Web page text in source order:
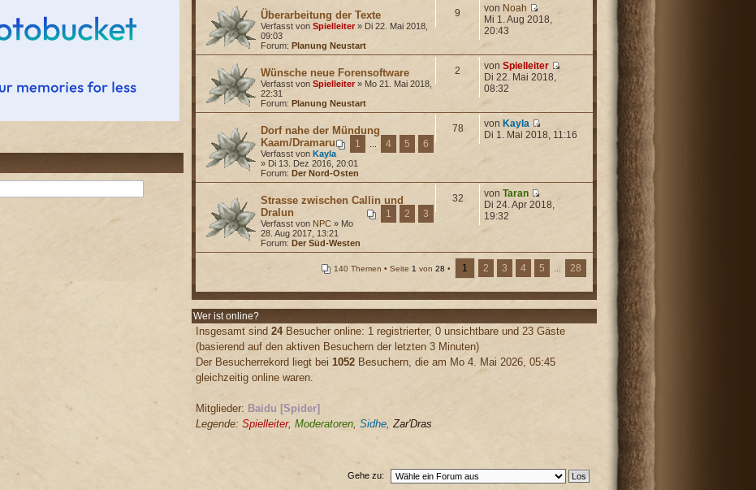
Überarbeitung der Texte
Verfasst von Spielleiter» Di 22. Mai 2018,
09:03
Forum: Planung Neustart
9 von Noah
Mi 1. Aug 2018,
20:43
Wünsche neue Forensoftware
Verfasst von Spielleiter» Mo 21. Mai 2018,
22:31
Forum: Planung Neustart
2 vonSpielleiter
Di 22. Mai 2018,
08:32
Dorf nahe der Mündung
Kaam/Dramaru
1 ... 4 5 6
Verfasst von Kayla
» Di 13. Dez 2016, 20:01
Forum: Der Nord-Osten
78 von Kayla
Di 1. Mai 2018, 11:16
Strasse zwischen Callin und
Dralun
1 2 3
Verfasst von NPC» Mo
28. Aug 2017, 13:21
Forum: Der Süd-Westen
32 vonTaran
Di 24. Apr 2018,
19:32
140 Themen • Seite 1 von 28 • 1 2 3 4 5 ... 28
Wer ist online?
Insgesamt sind 24Besucher online: 1 registrierter, 0 unsichtbare und 23 Gäste
(basierend auf den aktiven Besuchern der letzten 3 Minuten)
Der Besucherrekord liegt bei 1052Besuchern, die am Mo 4. Mai 2026, 05:45
gleichzeitig online waren.
Mitglieder: Baidu [Spider]
Legende: Spielleiter, Moderatoren, Sidhe,Zar'Dras
Gehe zu: